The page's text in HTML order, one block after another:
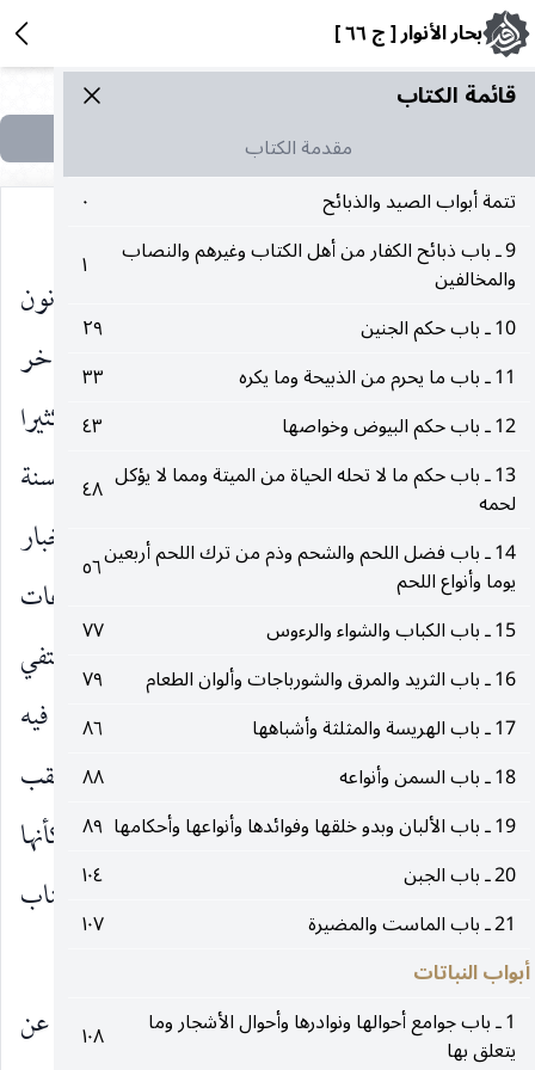
بحار الأنوار [ ج ٦٦ ]
قائمة الکتاب
مقدمة الكتاب
تتمة أبواب الصيد والذبائح
٠
9 ـ باب ذبائح الكفار من أهل الكتاب وغيرهم والنصاب
والمخالفين
١
10 ـ باب حكم الجنين
٢٩
11 ـ باب ما يحرم من الذبيحة وما يكره
٣٣
12 ـ باب حكم البيوض وخواصها
٤٣
13 ـ باب حكم ما لا تحله الحياة من الميتة ومما لا يؤكل
لحمه
٤٨
14 ـ باب فضل اللحم والشحم وذم من ترك اللحم أربعين
يوما وأنواع اللحم
٥٦
15 ـ باب الكباب والشواء والرءوس
٧٧
16 ـ باب الثريد والمرق والشورباجات وألوان الطعام
٧٩
17 ـ باب الهريسة والمثلثة وأشباهها
٨٦
18 ـ باب السمن وأنواعه
٨٨
19 ـ باب الألبان وبدو خلقها وفوائدها وأنواعها وأحكامها
٨٩
20 ـ باب الجبن
١٠٤
21 ـ باب الماست والمضيرة
١٠٧
أبواب النباتات
1 ـ باب جوامع أحوالها ونوادرها وأحوال الأشجار وما
يتعلق بها
١٠٨
وهذا شأن القوام بأمور الخلق الأتقياء فإنهم لا يخونون
فيها بل يصرفونها في مصارفها والفتوح وهو أن لا يدخر
شيئا وينتظر ما يفتح الله له فينفقه قليلا كان أو كثيرا
وهذا ديدن المتوكلين والمراد بالقوت أن يدخر قوت السنة
ولا يزيد عليه وهذا مجوز للمؤمنين كما ورد في الأخبار
وفي بعض النسخ وقوة أي يحصل ما يقويه على الطاعات
والأول أظهر والجوع إدام المؤمن لأن الجائع يكتفي
بالخبز ويلتذ به مثل ما يلتذ غيره بالإدام وفي النهاية فيه
من وقي شر قبقبه وذبذبه ولقلقه دخل الجنة القبقب
البطن من القبقبة وهو صوت يسمع من البطن فكأنها
حكاية ذلك الصوت قوله للطرد والخذلان أي من جناب
الحق تعالى.
٣٤ ـ مجالس المفيد ، عن أحمد بن محمد بن الوليد عن